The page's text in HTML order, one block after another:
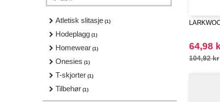
Atletisk slitasje (1)
Hodeplagg (1)
Homewear (1)
Onesies (1)
T-skjorter (1)
Tilbehør (1)
64,98
104,92 kr